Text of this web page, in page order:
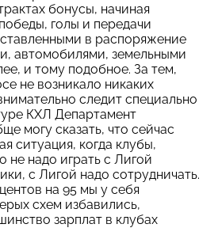
бонусы, начиная
голы и передачи
в распоряжение
автомобилями, земельными
и тому подобное. За тем,
не возникало никаких
следит специально
КХЛ Департамент
могу сказать, что сейчас
ситуация, когда клубы,
не надо играть с Лигой
с Лигой надо сотрудничать.
на 95 мы у себя
схем избавились,
зарплат в клубах